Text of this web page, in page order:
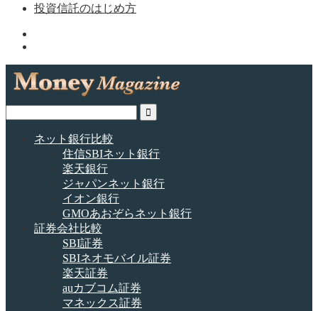
投資信託のはじめ方
ネット銀行比較
住信SBIネット銀行
楽天銀行
ジャパンネット銀行
イオン銀行
GMOあおぞらネット銀行
証券会社比較
SBI証券
SBIネオモバイル証券
楽天証券
auカブコム証券
マネックス証券